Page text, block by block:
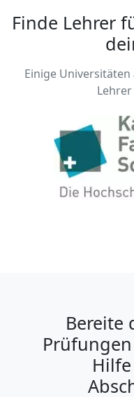
Finde Lehrer
Einige
Bereite